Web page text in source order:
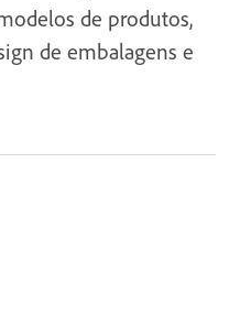
de produtos,
de embalagens e